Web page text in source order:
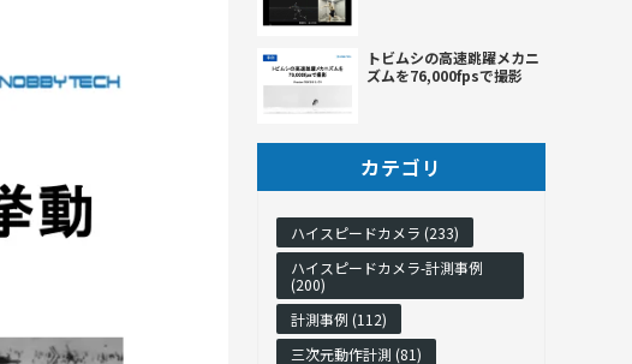
トビムシの高速跳躍メカニ
ズムを76,000fpsで撮影
カテゴリ
ハイスピードカメラ (233)
ハイスピードカメラ-計測事例
(200)
計測事例 (112)
三次元動作計測 (81)